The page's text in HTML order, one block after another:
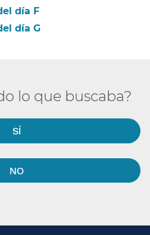
día F​​
día G​​
lo que buscaba?​​
SÍ​​
NO​​